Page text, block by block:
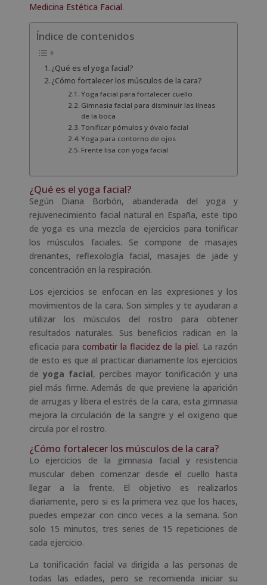
Medicina Estética Facial.
Índice de contenidos
¿Qué es el yoga facial?
¿Cómo fortalecer los músculos de la cara?
Yoga facial para fortalecer cuello
Gimnasia facial para disminuir las líneas
de la boca
Tonificar pómulos y óvalo facial
Yoga para contorno de ojos
Frente lisa con yoga facial
¿Qué es el yoga facial?
Según Diana Borbón, abanderada del yoga y
rejuvenecimiento facial natural en España, este tipo
de yoga es una mezcla de ejercicios para tonificar
los músculos faciales. Se compone de masajes
drenantes, reflexología facial, masajes de jade y
concentración en la respiración.
Los ejercicios se enfocan en las expresiones y los
movimientos de la cara. Son simples y te ayudaran a
utilizar los músculos del rostro para obtener
resultados naturales. Sus beneficios radican en la
eficacia para combatir la flacidez de la piel. La razón
de esto es que al practicar diariamente los ejercicios
de yoga facial, percibes mayor tonificación y una
piel más firme. Además de que previene la aparición
de arrugas y libera el estrés de la cara, esta gimnasia
mejora la circulación de la sangre y el oxigeno que
circula por el rostro.
¿Cómo fortalecer los músculos de la cara?
Lo ejercicios de la gimnasia facial y resistencia
muscular deben comenzar desde el cuello hasta
llegar a la frente. El objetivo es realizarlos
diariamente, pero si es la primera vez que los haces,
puedes empezar con cinco veces a la semana. Son
solo 15 minutos, tres series de 15 repeticiones de
cada ejercicio.
La tonificación facial va dirigida a las personas de
todas las edades, pero se recomienda iniciar su